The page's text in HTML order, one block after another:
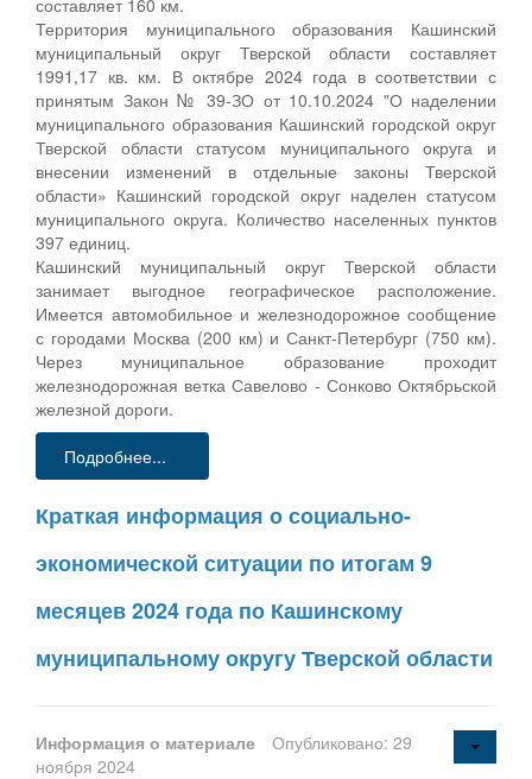
Территория муниципального образования Кашинский
муниципальный округ Тверской области составляет
1991,17 кв. км. В октябре 2024 года в соответствии с
принятым Закон № 39-ЗО от 10.10.2024 "О наделении
муниципального образования Кашинский городской округ
Тверской области статусом муниципального округа и
внесении изменений в отдельные законы Тверской
области» Кашинский городской округ наделен статусом
муниципального округа. Количество населенных пунктов
397 единиц.
Кашинский муниципальный округ Тверской области
занимает выгодное географическое расположение.
Имеется автомобильное и железнодорожное сообщение
с городами Москва (200 км) и Санкт-Петербург (750 км).
Через муниципальное образование проходит
железнодорожная ветка Савелово - Сонково Октябрьской
железной дороги.
Подробнее...
Краткая информация о социально-
экономической ситуации по итогам 9
месяцев 2024 года по Кашинскому
муниципальному округу Тверской области
Информация о материале
Опубликовано: 29
ноября 2024